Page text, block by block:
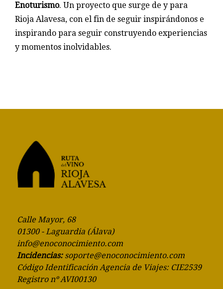
Enoturismo. Un proyecto que surge de y para
Rioja Alavesa, con el fin de seguir inspirándonos e
inspirando para seguir construyendo experiencias
y momentos inolvidables.
Calle Mayor, 68
01300 - Laguardia (Álava)
info@enoconocimiento.com
Incidencias: soporte@enoconocimiento.com
Código Identificación Agencia de Viajes: CIE2539
Registro nº AVI00130